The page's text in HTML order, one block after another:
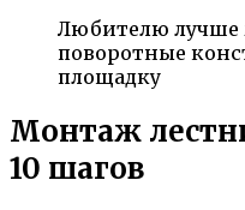
Любителю лучше
поворотные
площадку
Монтаж
10 шагов